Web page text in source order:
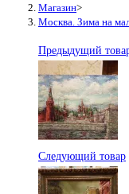
Магазин>
Москва. Зима на
Предыдущий
Следующий товар